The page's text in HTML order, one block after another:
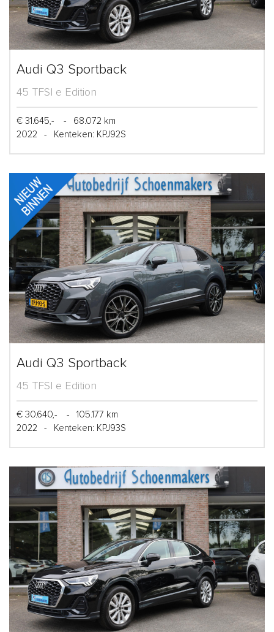
Audi Q3 Sportback
45 TFSI e Edition
€ 31.645,- -
68.072 km
2022
- Kenteken: KPJ92S
Audi Q3 Sportback
45 TFSI e Edition
€ 30.640,- -
105.177 km
2022
- Kenteken: KPJ93S